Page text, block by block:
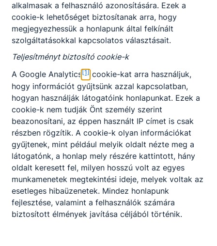
Partnereink
alkalmasak a felhasználó azonosítására. Ezek a
cookie-k lehetőséget biztosítanak arra, hogy
megjegyezhessük a honlapunk által felkínált
szolgáltatásokkal kapcsolatos választásait.
Teljesítményt biztosító cookie-k
A Google Analytics[1] cookie-kat arra használjuk,
hogy információt gyűjtsünk azzal kapcsolatban,
hogyan használják látogatóink honlapunkat. Ezek a
cookie-k nem tudják Önt személy szerint
beazonosítani, az éppen használt IP címet is csak
részben rögzítik. A cookie-k olyan információkat
gyűjtenek, mint például melyik oldalt nézte meg a
látogatónk, a honlap mely részére kattintott, hány
oldalt keresett fel, milyen hosszú volt az egyes
munkamenetek megtekintési ideje, melyek voltak az
esetleges hibaüzenetek. Mindez honlapunk
fejlesztése, valamint a felhasználók számára
biztosított élmények javítása céljából történik.